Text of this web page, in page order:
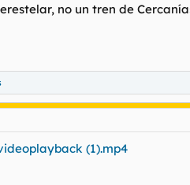
no un tren de
(1).mp4